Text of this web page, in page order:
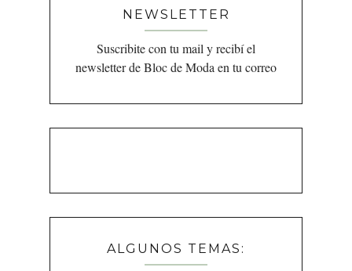
NEWSLETTER
Suscribite con tu mail y recibí el
newsletter de Bloc de Moda en tu correo
ALGUNOS TEMAS: